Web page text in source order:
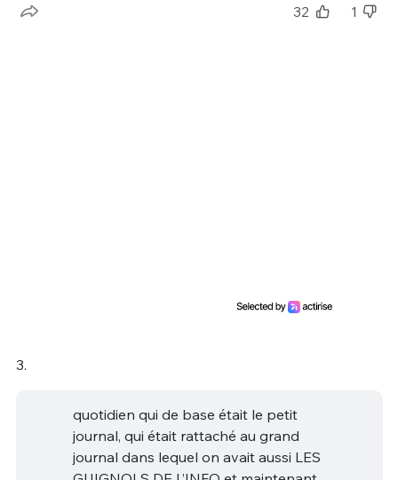
32 1
3.
quotidien qui de base était le petit
journal, qui était rattaché au grand
journal dans lequel on avait aussi LES